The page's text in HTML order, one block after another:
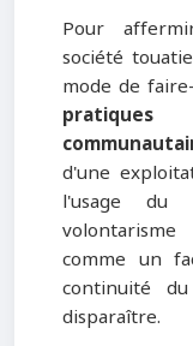
Pour
société
mode de
pratiques
d'une
l'usage du
comme un
continuité
disparaître.